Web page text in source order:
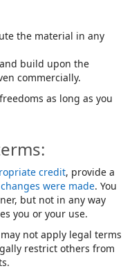
the material in any
build upon the
commercially.
as long as you
credit, provide a
were made. You
but not in any way
you or your use.
not apply legal terms
restrict others from